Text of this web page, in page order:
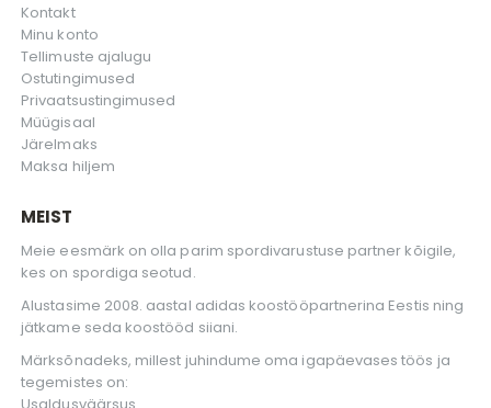
Kontakt
Minu konto
Tellimuste ajalugu
Ostutingimused
Privaatsustingimused
Müügisaal
Järelmaks
Maksa hiljem
MEIST
Meie eesmärk on olla parim spordivarustuse partner kõigile,
kes on spordiga seotud.
Alustasime 2008. aastal adidas koostööpartnerina Eestis ning
jätkame seda koostööd siiani.
Märksõnadeks, millest juhindume oma igapäevases töös ja
tegemistes on: